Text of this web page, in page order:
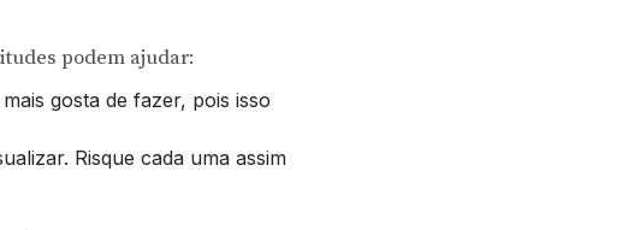
podem ajudar:
gosta de fazer, pois isso
Risque cada uma assim